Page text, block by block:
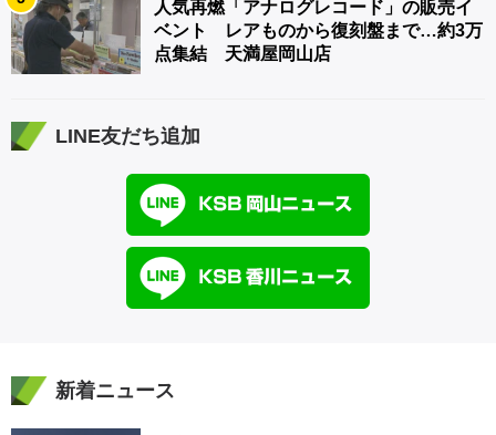
人気再燃「アナログレコード」の販売イ
ベント レアものから復刻盤まで…約3万
点集結 天満屋岡山店
LINE友だち追加
新着ニュース